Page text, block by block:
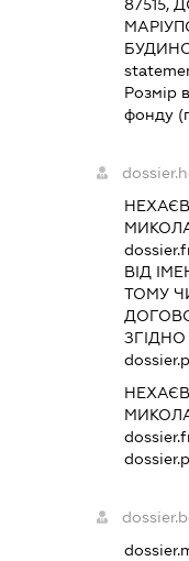
87515,
Розмір
фонду
ВІД
ТОМУ
ЗГІДНО